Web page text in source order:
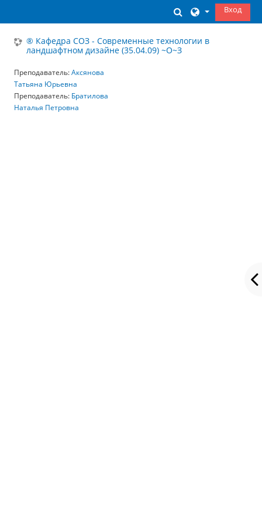
ИзменитьВход
® Кафедра СОЗ - Современные технологии в
ландшафтном дизайне (35.04.09) ~О~З
Преподаватель:Аксянова
Татьяна Юрьевна
Преподаватель: Братилова
Наталья Петровна